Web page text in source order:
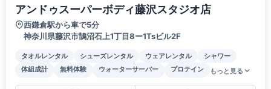
アンドゥスーパーボディ藤沢スタジオ店
西鎌倉駅から車で5分
神奈川県藤沢市鵠沼石上1丁目8ー1Tsビル2F
タオルレンタル シューズレンタル ウェアレンタル
シャワー
体組成計
無料体験 ウォーターサーバー プロテイン もっと見る